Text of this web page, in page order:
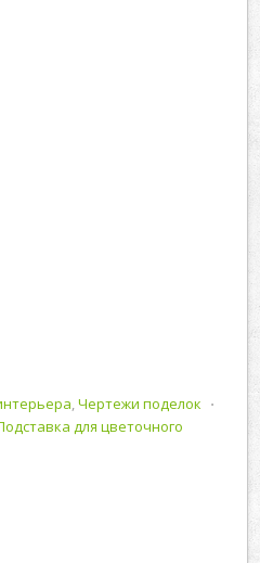
,Чертежи поделок ⋅
для цветочного